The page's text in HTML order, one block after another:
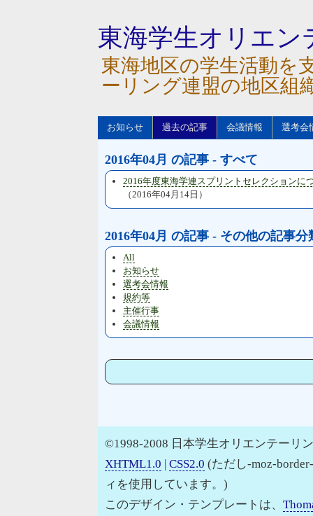
東海学生オリエン
東海地区の学生活動を
ーリング連盟の地区組
お知らせ 過去の記事 会議情報 選考会
2016年04月 の記事 - すべて
2016年度東海学連スプリントセレクションに
（2016年04月14日）
2016年04月 の記事 - その他の記事分
All
お知らせ
選考会情報
規約等
主催行事
会議情報
©1998-2008 日本学生オリエンテーリ
XHTML1.0 | CSS2.0 (ただし-moz-
ィを使用しています。)
このデザイン・テンプレートは、